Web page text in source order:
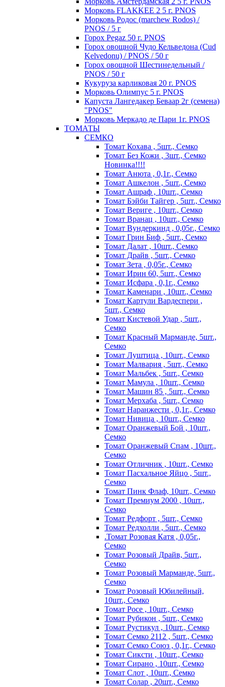
Морковь FLAKKEE 2 5 г. PNOS
Морковь Родос (marchew Rodos) /
PNOS / 5 г
Горох Pegaz 50 г. PNOS
Горох овощной Чудо Кельведона (Cud
Kelvedonu) / PNOS / 50 г
Горох овощной Шестинедельный /
PNOS / 50 г
Кукуруза карликовая 20 г. PNOS
Морковь Олимпус 5 г. PNOS
Капуста Лангедакер Беваар 2г (семена)
"PNOS"
Морковь Меркадо де Пари 1г. PNOS
ТОМАТЫ
СЕМКО
Томат Кохава , 5шт., Семко
Томат Без Кожи , 3шт., Семко
Новинка!!!!
Томат Анюта , 0,1г., Семко
Томат Ашкелон , 5шт., Семко
Томат Ашраф , 10шт., Семко
Томат Бэйби Тайгер , 5шт., Семко
Томат Вериге , 10шт., Семко
Томат Вранац , 10шт., Семко
Томат Вундеркинд , 0,05г., Семко
Томат Грин Биф , 5шт., Семко
Томат Далат , 10шт., Семко
Томат Драйв , 5шт., Семко
Томат Зета , 0,05г., Семко
Томат Ирин 60, 5шт., Семко
Томат Исфара , 0,1г., Семко
Томат Каменари , 10шт., Семко
Томат Картули Вардеспери ,
5шт., Семко
Томат Кистевой Удар , 5шт.,
Семко
Томат Красный Марманде, 5шт.,
Семко
Томат Луштица , 10шт., Семко
Томат Малвария , 5шт., Семко
Томат Мальбек , 5шт., Семко
Томат Мамула , 10шт., Семко
Томат Машин 85 , 5шт., Семко
Томат Мерхаба , 5шт., Семко
Томат Наранжести , 0,1г., Семко
Томат Нивица , 10шт., Семко
Томат Оранжевый Бой , 10шт.,
Семко
Томат Оранжевый Спам , 10шт.,
Семко
Томат Отличник , 10шт., Семко
Томат Пасхальное Яйцо , 5шт.,
Семко
Томат Пинк Флаф, 10шт., Семко
Томат Премиум 2000 , 10шт.,
Семко
Томат Редфорт , 5шт., Семко
Томат Редхолли , 5шт., Семко
.Томат Розовая Катя , 0,05г.,
Семко
Томат Розовый Драйв, 5шт.,
Семко
Томат Розовый Марманде, 5шт.,
Семко
Томат Розовый Юбилейный,
10шт., Семко
Томат Росе , 10шт., Семко
Томат Рубикон , 5шт., Семко
Томат Рустикул , 10шт., Семко
Томат Семко 2112 , 5шт., Семко
Томат Семко Союз , 0,1г., Семко
Томат Сиксти , 10шт., Семко
Томат Сирано , 10шт., Семко
Томат Слот , 10шт., Семко
Томат Солар , 20шт., Семко